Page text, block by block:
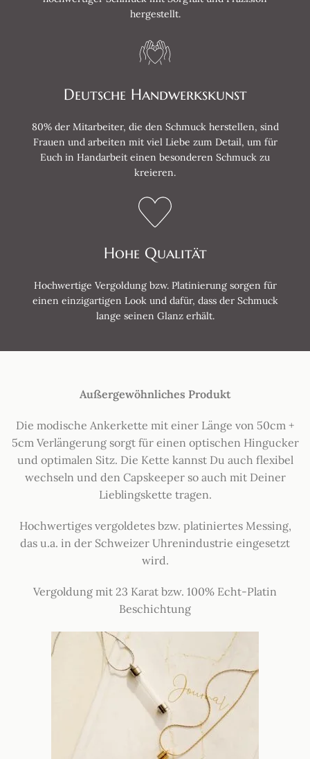
hergestellt.
Deutsche Handwerkskunst
80% der Mitarbeiter, die den Schmuck herstellen, sind
Frauen und arbeiten mit viel Liebe zum Detail, um für
Euch in Handarbeit einen besonderen Schmuck zu
kreieren.
Hohe Qualität
Hochwertige Vergoldung bzw. Platinierung sorgen für
einen einzigartigen Look und dafür, dass der Schmuck
lange seinen Glanz erhält.
Außergewöhnliches Produkt
Die modische Ankerkette mit einer Länge von 50cm +
5cm Verlängerung sorgt für einen optischen Hingucker
und optimalen Sitz. Die Kette kannst Du auch flexibel
wechseln und den Capskeeper so auch mit Deiner
Lieblingskette tragen.
Hochwertiges vergoldetes bzw. platiniertes Messing,
das u.a. in der Schweizer Uhrenindustrie eingesetzt
wird.
Vergoldung mit 23 Karat bzw. 100% Echt-Platin
Beschichtung